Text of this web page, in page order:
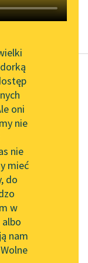
utworu
Lektur
dla piszących i
Lektur
oni
nie
nie
mieć
do
w
nam
Pasek
na nas
się